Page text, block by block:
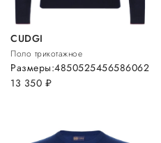
CUDGI
Поло трикотажное
13 350 руб.
Размеры:4850525456586062